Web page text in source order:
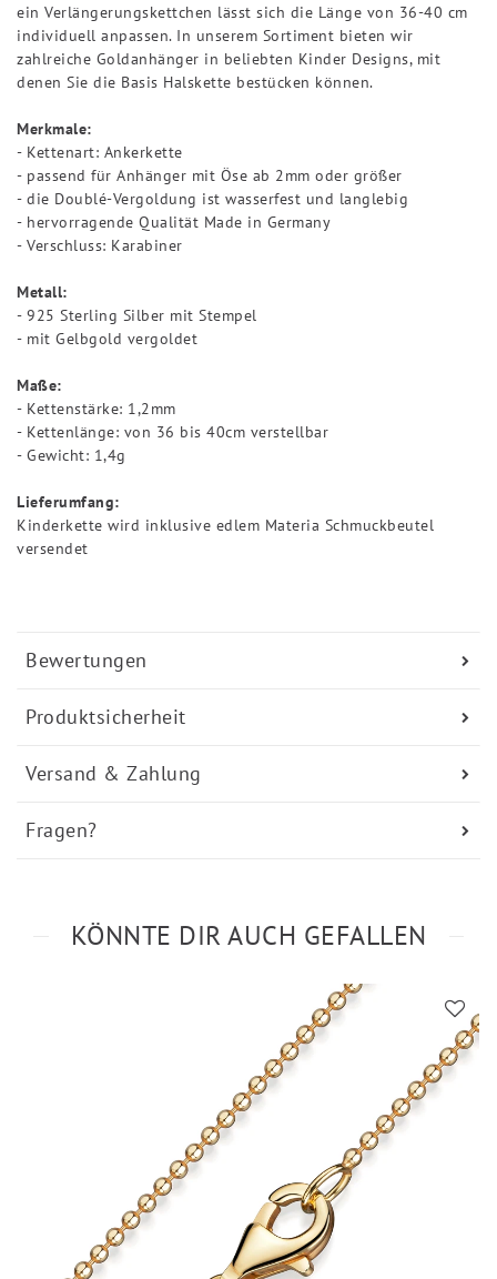
Bewertungen
Produktsicherheit
Versand & Zahlung
Fragen?
ein Verlängerungskettchen lässt sich die Länge von 36-40 cm
individuell anpassen. In unserem Sortiment bieten wir
zahlreiche Goldanhänger in beliebten Kinder Designs, mit
denen Sie die Basis Halskette bestücken können.
Merkmale:
- Kettenart: Ankerkette
- passend für Anhänger mit Öse ab 2mm oder größer
- die Doublé-Vergoldung ist wasserfest und langlebig
- hervorragende Qualität Made in Germany
- Verschluss: Karabiner
Metall:
- 925 Sterling Silber mit Stempel
- mit Gelbgold vergoldet
Maße:
- Kettenstärke: 1,2mm
- Kettenlänge: von 36 bis 40cm verstellbar
- Gewicht: 1,4g
Lieferumfang:
Kinderkette wird inklusive edlem Materia Schmuckbeutel
versendet
KÖNNTE DIR AUCH GEFALLEN